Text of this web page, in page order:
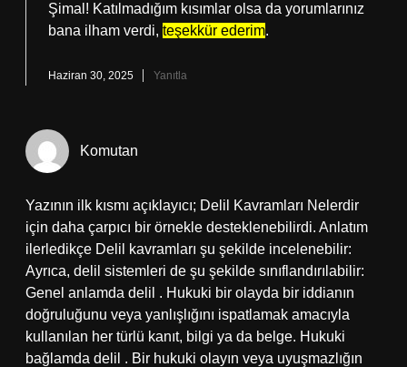
Şimal! Katılmadığım kısımlar olsa da yorumlarınız
bana ilham verdi, teşekkür ederim.
Haziran 30, 2025 Yanıtla
Komutan
Yazının ilk kısmı açıklayıcı; Delil Kavramları Nelerdir
için daha çarpıcı bir örnekle desteklenebilirdi. Anlatım
ilerledikçe Delil kavramları şu şekilde incelenebilir:
Ayrıca, delil sistemleri de şu şekilde sınıflandırılabilir:
Genel anlamda delil . Hukuki bir olayda bir iddianın
doğruluğunu veya yanlışlığını ispatlamak amacıyla
kullanılan her türlü kanıt, bilgi ya da belge. Hukuki
bağlamda delil . Bir hukuki olayın veya uyuşmazlığın